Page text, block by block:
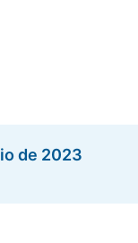
de 2023